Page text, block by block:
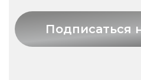
Подписаться